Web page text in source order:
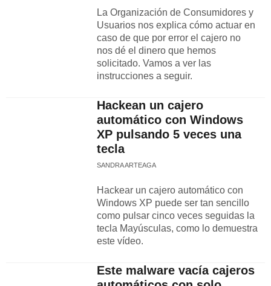
La Organización de Consumidores y
Usuarios nos explica cómo actuar en
caso de que por error el cajero no
nos dé el dinero que hemos
solicitado. Vamos a ver las
instrucciones a seguir.
Hackean un cajero
automático con Windows
XP pulsando 5 veces una
tecla
SANDRA ARTEAGA
Hackear un cajero automático con
Windows XP puede ser tan sencillo
como pulsar cinco veces seguidas la
tecla Mayúsculas, como lo demuestra
este vídeo.
Este malware vacía cajeros